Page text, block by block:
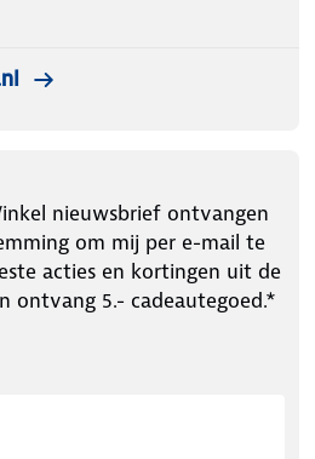
nieuwsbrief ontvangen
om mij per e-mail te
acties en kortingen uit de
ontvang 5.- cadeautegoed.*